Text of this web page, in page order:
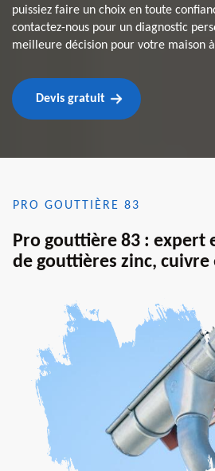
puissiez faire un choix en toute
contactez-nous pour un diagnostic
meilleure décision pour votre maison
Devis gratuit
PRO GOUTTIÈRE 83
Pro gouttière 83 : expert
de gouttières zinc, cuivre